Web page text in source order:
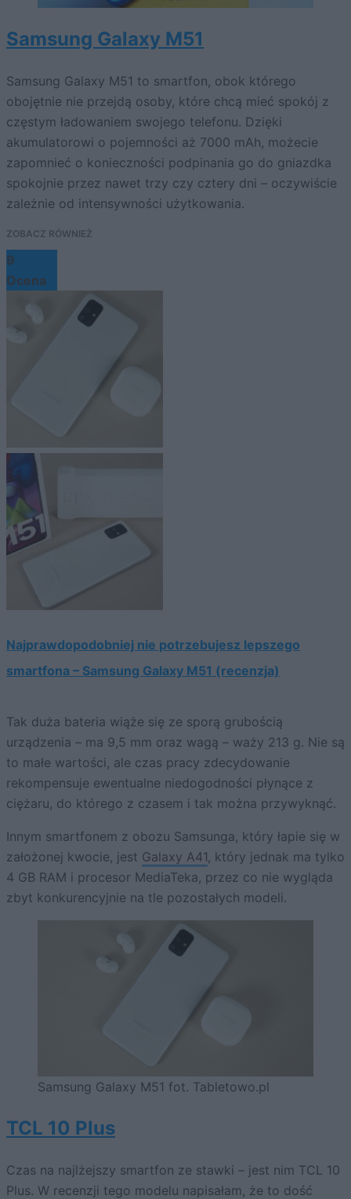
Samsung Galaxy M51
Samsung Galaxy M51 to smartfon, obok którego
obojętnie nie przejdą osoby, które chcą mieć spokój z
częstym ładowaniem swojego telefonu. Dzięki
akumulatorowi o pojemności aż 7000 mAh, możecie
zapomnieć o konieczności podpinania go do gniazdka
spokojnie przez nawet trzy czy cztery dni – oczywiście
zależnie od intensywności użytkowania.
ZOBACZ RÓWNIEŻ
9
Ocena
Najprawdopodobniej nie potrzebujesz lepszego
smartfona – Samsung Galaxy M51 (recenzja)
Tak duża bateria wiąże się ze sporą grubością
urządzenia – ma 9,5 mm oraz wagą – waży 213 g. Nie są
to małe wartości, ale czas pracy zdecydowanie
rekompensuje ewentualne niedogodności płynące z
ciężaru, do którego z czasem i tak można przywyknąć.
Innym smartfonem z obozu Samsunga, który łapie się w
założonej kwocie, jest Galaxy A41, który jednak ma tylko
4 GB RAM i procesor MediaTeka, przez co nie wygląda
zbyt konkurencyjnie na tle pozostałych modeli.
Samsung Galaxy M51 fot. Tabletowo.pl
TCL 10 Plus
Czas na najlżejszy smartfon ze stawki – jest nim TCL 10
Plus. W recenzji tego modelu napisałam, że to dość